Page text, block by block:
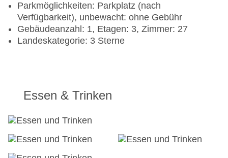
Parkmöglichkeiten: Parkplatz (nach
Verfügbarkeit), unbewacht: ohne Gebühr
Gebäudeanzahl: 1, Etagen: 3, Zimmer: 27
Landeskategorie: 3 Sterne
Essen & Trinken